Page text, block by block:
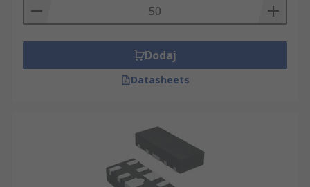
Dodaj
Datasheets